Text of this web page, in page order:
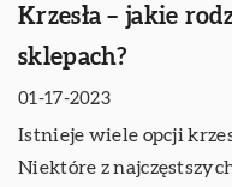
Krzesła – jakie
sklepach?
01-17-2023
Istnieje wiele opcji
Niektóre z